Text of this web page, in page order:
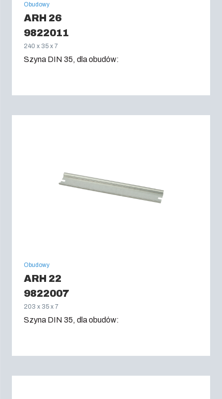
Obudowy
ARH 26
9822011
240 x 35 x 7
Szyna DIN 35, dla obudów:
Obudowy
ARH 22
9822007
203 x 35 x 7
Szyna DIN 35, dla obudów: